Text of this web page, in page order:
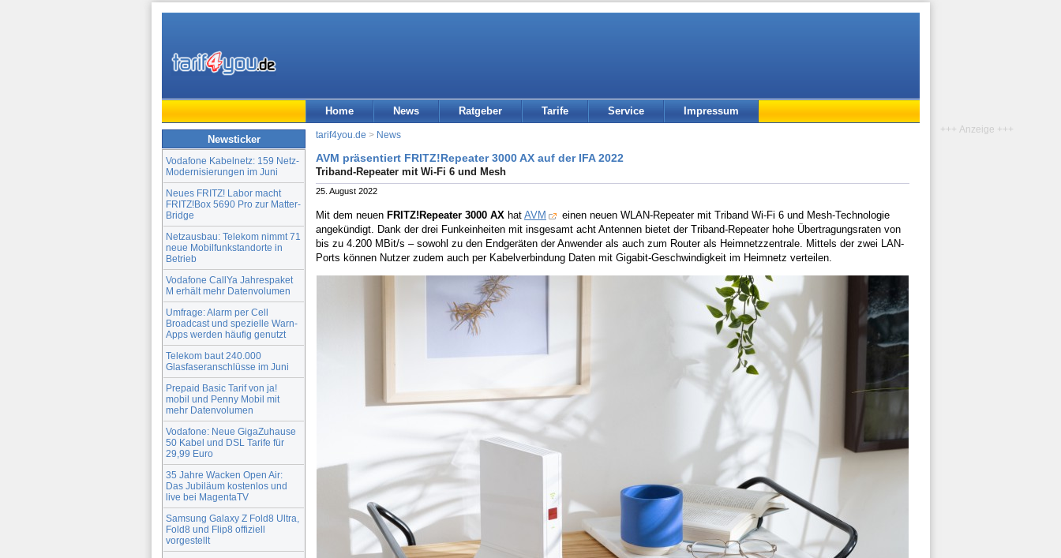
Home News Ratgeber Tarife Service Impressum
Newsticker
Vodafone Kabelnetz: 159 Netz-
Modernisierungen im Juni
Neues FRITZ! Labor macht
FRITZ!Box 5690 Pro zur Matter-
Bridge
Netzausbau: Telekom nimmt 71
neue Mobilfunkstandorte in
Betrieb
Vodafone CallYa Jahrespaket
M erhält mehr Datenvolumen
Umfrage: Alarm per Cell
Broadcast und spezielle Warn-
Apps werden häufig genutzt
Telekom baut 240.000
Glasfaseranschlüsse im Juni
Prepaid Basic Tarif von ja!
mobil und Penny Mobil mit
mehr Datenvolumen
Vodafone: Neue GigaZuhause
50 Kabel und DSL Tarife für
29,99 Euro
35 Jahre Wacken Open Air:
Das Jubiläum kostenlos und
live bei MagentaTV
Samsung Galaxy Z Fold8 Ultra,
Fold8 und Flip8 offiziell
vorgestellt
tarif4you.de > News
AVM präsentiert FRITZ!Repeater 3000 AX auf der IFA 2022
Triband-Repeater mit Wi-Fi 6 und Mesh
25. August 2022
Mit dem neuen FRITZ!Repeater 3000 AX hat AVM
einen neuen WLAN-Repeater mit Triband Wi-Fi 6 und Mesh-Technologie
angekündigt. Dank der drei Funkeinheiten mit insgesamt acht Antennen bietet der Triband-Repeater hohe Übertragungsraten von
bis zu 4.200 MBit/s – sowohl zu den Endgeräten der Anwender als auch zum Router als Heimnetzzentrale. Mittels der zwei LAN-
Ports können Nutzer zudem auch per Kabelverbindung Daten mit Gigabit-Geschwindigkeit im Heimnetz verteilen.
+++ Anzeige +++